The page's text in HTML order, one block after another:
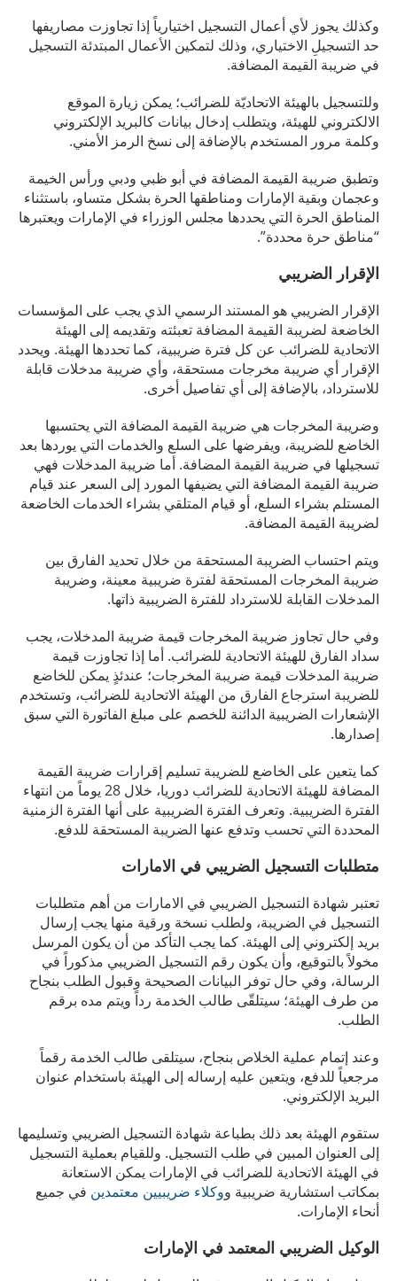
وكذلك يجوز لأي أعمال التسجيل اختيارياً إذا تجاوزت مصاريفها
حد التسجيلِ الاختياري، وذلك لتمكين الأعمال المبتدئة التسجيل
في ضريبة القيمة المضافة.
وللتسجيل بالهيئة الاتحاديّة للضرائب؛ يمكن زيارة الموقع
الالكتروني للهيئة، ويتطلب إدخال بيانات كالبريد الإلكتروني
وكلمة مرور المستخدم بالإضافة إلى نسخ الرمز الأمني.
وتطبق ضريبة القيمة المضافة في أبو ظبي ودبي ورأس الخيمة
وعجمان وبقية الإمارات ومناطقها الحرة بشكل متساو، باستثناء
المناطق الحرة التي يحددها مجلس الوزراء في الإمارات ويعتبرها
“مناطق حرة محددة”.
الإقرار الضريبي
الإقرار الضريبي هو المستند الرسمي الذي يجب على المؤسسات
الخاضعة لضريبة القيمة المضافة تعبئته وتقديمه إلى الهيئة
الاتحادية للضرائب عن كل فترة ضريبية، كما تحددها الهيئة. ويحدد
الإقرار أي ضريبة مخرجات مستحقة، وأي ضريبة مدخلات قابلة
للاسترداد، بالإضافة إلى أي تفاصيل أخرى.
وضريبة المخرجات هي ضريبة القيمة المضافة التي يحتسبها
الخاضع للضريبة، ويفرضها على السلع والخدمات التي يوردها بعد
تسجيلها في ضريبة القيمة المضافة. أما ضريبة المدخلات فهي
ضريبة القيمة المضافة التي يضيفها المورد إلى السعر عند قيام
المستلم بشراء السلع، أو قيام المتلقي بشراء الخدمات الخاضعة
لضريبة القيمة المضافة.
ويتم احتساب الضريبة المستحقة من خلال تحديد الفارق بين
ضريبة المخرجات المستحقة لفترة ضريبية معينة، وضريبة
المدخلات القابلة للاسترداد للفترة الضريبية ذاتها.
وفي حال تجاوز ضريبة المخرجات قيمة ضريبة المدخلات، يجب
سداد الفارق للهيئة الاتحادية للضرائب. أما إذا تجاوزت قيمة
ضريبة المدخلات قيمة ضريبة المخرجات؛ عندئذٍ يمكن للخاضع
للضريبة استرجاع الفارق من الهيئة الاتحادية للضرائب، وتستخدم
الإشعارات الضريبية الدائنة للخصم على مبلغ الفاتورة التي سبق
إصدارها.
كما يتعين على الخاضع للضريبة تسليم إقرارات ضريبة القيمة
المضافة للهيئة الاتحادية للضرائب دوريا، خلال 28 يوماً من انتهاء
الفترة الضريبية. وتعرف الفترة الضريبية على أنها الفترة الزمنية
المحددة التي تحسب وتدفع عنها الضريبة المستحقة للدفع.
متطلبات التسجيل الضريبي في الامارات
تعتبر شهادة التسجيل الضريبي في الامارات من أهم متطلبات
التسجيل في الضريبة، ولطلب نسخة ورقية منها يجب إرسال
بريد إلكتروني إلى الهيئة. كما يجب التأكد من أن يكون المرسل
مخولاً بالتوقيع، وأن يكون رقم التسجيل الضريبي مذكوراً في
الرسالة، وفي حال توفر البيانات الصحيحة وقبول الطلب بنجاح
من طرف الهيئة؛ سيتلقّى طالب الخدمة رداً ويتم مده برقم
الطلب.
وعند إتمام عملية الخلاص بنجاح، سيتلقى طالب الخدمة رقماً
مرجعياً للدفع، ويتعين عليه إرساله إلى الهيئة باستخدام عنوان
البريد الإلكتروني.
ستقوم الهيئة بعد ذلك بطباعة شهادة التسجيل الضريبي وتسليمها
إلى العنوان المبين في طلب التسجيل. وللقيام بعملية التسجيل
في الهيئة الاتحادية للضرائب في الإمارات يمكن الاستعانة
بمكاتب استشارية ضريبية ووكلاء ضريبيين معتمدين في جميع
أنحاء الإمارات.
الوكيل الضريبي المعتمد في الإمارات